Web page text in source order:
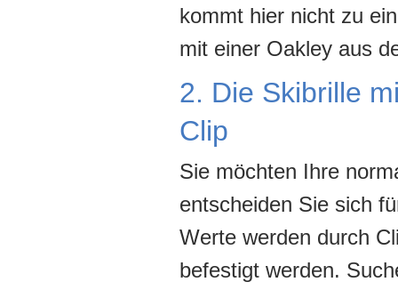
kommt hier nicht zu
mit einer Oakley aus
2. Die Skibrille
Clip
Sie möchten Ihre
entscheiden Sie sich
Werte werden durch
befestigt werden.